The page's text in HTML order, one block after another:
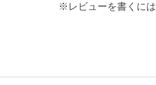
※レビューを書くには